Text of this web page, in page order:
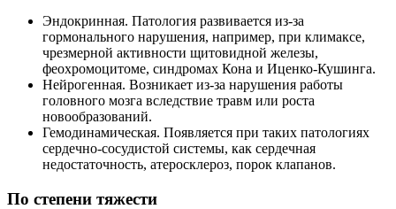
Эндокринная. Патология развивается из-за
гормонального нарушения, например, при климаксе,
чрезмерной активности щитовидной железы,
феохромоцитоме, синдромах Кона и Иценко-Кушинга.
Нейрогенная. Возникает из-за нарушения работы
головного мозга вследствие травм или роста
новообразований.
Гемодинамическая. Появляется при таких патологиях
сердечно-сосудистой системы, как сердечная
недостаточность, атеросклероз, порок клапанов.
По степени тяжести